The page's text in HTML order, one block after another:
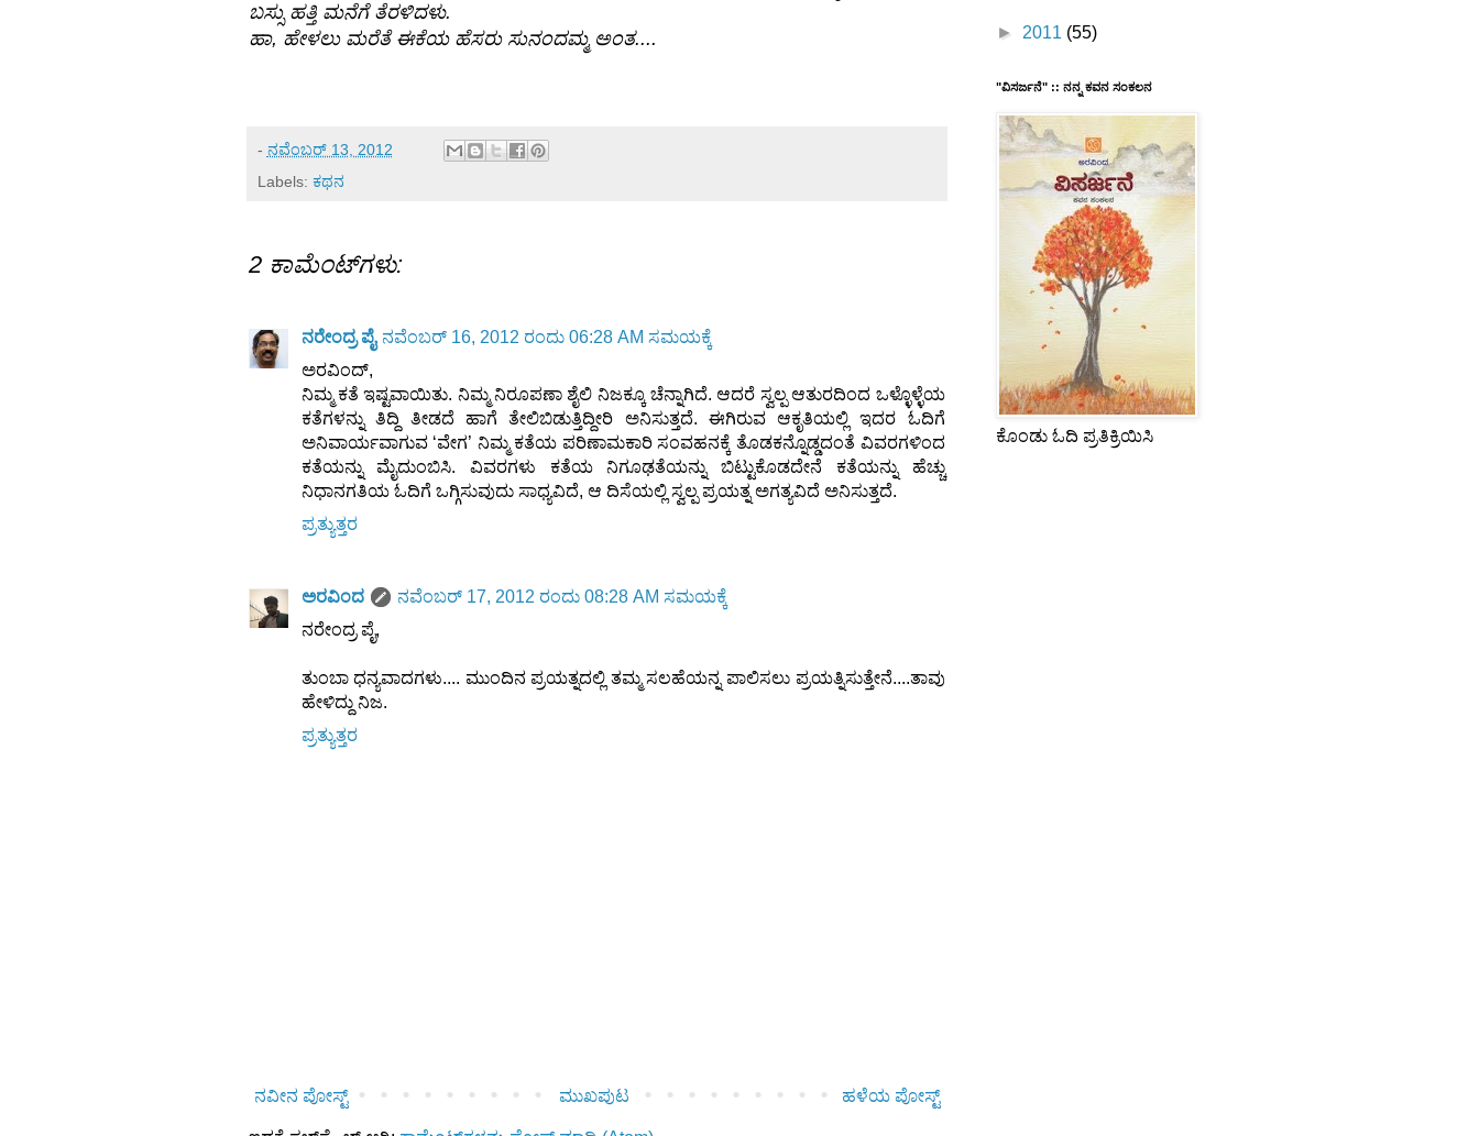
ಬಸ್ಸು ಹತ್ತಿ ಮನೆಗೆ ತೆರಳಿದಳು.
ಹಾ, ಹೇಳಲು ಮರೆತೆ ಈಕೆಯ ಹೆಸರು ಸುನಂದಮ್ಮ ಅಂತ....
- ನವೆಂಬರ್ 13, 2012
Labels: ಕಥನ
2 ಕಾಮೆಂಟ್‌ಗಳು:
ನರೇಂದ್ರ ಪೈ ನವೆಂಬರ್ 16, 2012 ರಂದು 06:28 AM ಸಮಯಕ್ಕೆ
ಅರವಿಂದ್,
ನಿಮ್ಮ ಕತೆ ಇಷ್ಟವಾಯಿತು. ನಿಮ್ಮ ನಿರೂಪಣಾ ಶೈಲಿ ನಿಜಕ್ಕೂ ಚೆನ್ನಾಗಿದೆ. ಆದರೆ ಸ್ವಲ್ಪ ಆತುರದಿಂದ ಒಳ್ಳೊಳ್ಳೆಯ
ಕತೆಗಳನ್ನು ತಿದ್ದಿ ತೀಡದೆ ಹಾಗೆ ತೇಲಿಬಿಡುತ್ತಿದ್ದೀರಿ ಅನಿಸುತ್ತದೆ. ಈಗಿರುವ ಆಕೃತಿಯಲ್ಲಿ ಇದರ ಓದಿಗೆ
ಅನಿವಾರ್ಯವಾಗುವ ‘ವೇಗ’ ನಿಮ್ಮ ಕತೆಯ ಪರಿಣಾಮಕಾರಿ ಸಂವಹನಕ್ಕೆ ತೊಡಕನ್ನೊಡ್ಡದಂತೆ ವಿವರಗಳಿಂದ
ಕತೆಯನ್ನು ಮೈದುಂಬಿಸಿ. ವಿವರಗಳು ಕತೆಯ ನಿಗೂಢತೆಯನ್ನು ಬಿಟ್ಟುಕೊಡದೇನೆ ಕತೆಯನ್ನು ಹೆಚ್ಚು
ನಿಧಾನಗತಿಯ ಓದಿಗೆ ಒಗ್ಗಿಸುವುದು ಸಾಧ್ಯವಿದೆ, ಆ ದಿಸೆಯಲ್ಲಿ ಸ್ವಲ್ಪ ಪ್ರಯತ್ನ ಅಗತ್ಯವಿದೆ ಅನಿಸುತ್ತದೆ.
ಪ್ರತ್ಯುತ್ತರ
ಅರವಿಂದ
ನವೆಂಬರ್ 17, 2012 ರಂದು 08:28 AM ಸಮಯಕ್ಕೆ
ನರೇಂದ್ರ ಪೈ,
ತುಂಬಾ ಧನ್ಯವಾದಗಳು.... ಮುಂದಿನ ಪ್ರಯತ್ನದಲ್ಲಿ ತಮ್ಮ ಸಲಹೆಯನ್ನ ಪಾಲಿಸಲು ಪ್ರಯತ್ನಿಸುತ್ತೇನೆ....ತಾವು
ಹೇಳಿದ್ದು ನಿಜ.
ಪ್ರತ್ಯುತ್ತರ
ನವೀನ ಪೋಸ್ಟ್ ಹಳೆಯ ಪೋಸ್ಟ್
ಮುಖಪುಟ
► 2011 (55)
"ವಿಸರ್ಜನೆ" :: ನನ್ನ ಕವನ ಸಂಕಲನ
ಕೊಂಡು ಓದಿ ಪ್ರತಿಕ್ರಿಯಿಸಿ